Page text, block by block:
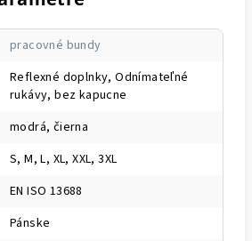
pracovné bundy
Reflexné doplnky, Odnímateľné
rukávy, bez kapucne
modrá, čierna
S, M, L, XL, XXL, 3XL
EN ISO 13688
Pánske